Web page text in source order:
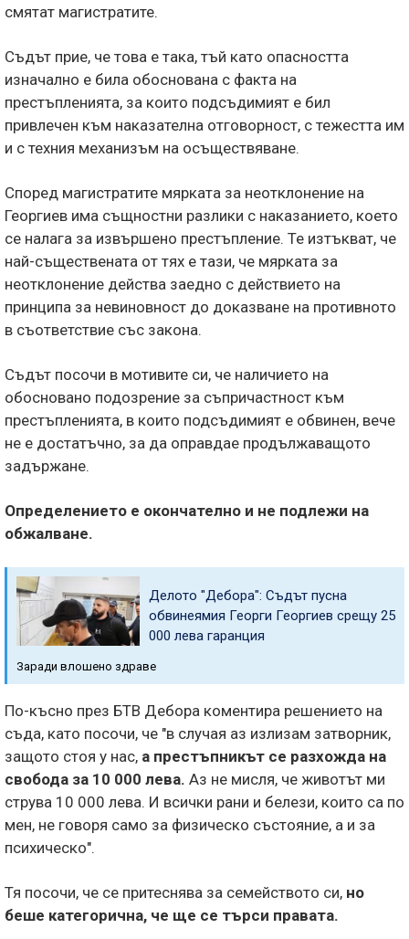
смятат магистратите.
Съдът прие, че това е така, тъй като опасността
изначално е била обоснована с факта на
престъпленията, за които подсъдимият е бил
привлечен към наказателна отговорност, с тежестта им
и с техния механизъм на осъществяване.
Според магистратите мярката за неотклонение на
Георгиев има същностни разлики с наказанието, което
се налага за извършено престъпление. Те изтъкват, че
най-съществената от тях е тази, че мярката за
неотклонение действа заедно с действието на
принципа за невиновност до доказване на противното
в съответствие със закона.
Съдът посочи в мотивите си, че наличието на
обосновано подозрение за съпричастност към
престъпленията, в които подсъдимият е обвинен, вече
не е достатъчно, за да оправдае продължаващото
задържане.
Определението е окончателно и не подлежи на
обжалване.
Делото "Дебора": Съдът пусна
обвинеямия Георги Георгиев срещу 25
000 лева гаранция
Заради влошено здраве
По-късно през БТВ Дебора коментира решението на
съда, като посочи, че "в случая аз излизам затворник,
защото стоя у нас, а престъпникът се разхожда на
свобода за 10 000 лева. Аз не мисля, че животът ми
струва 10 000 лева. И всички рани и белези, които са по
мен, не говоря само за физическо състояние, а и за
психическо".
Тя посочи, че се притеснява за семейството си, но
беше категорична, че ще се търси правата.